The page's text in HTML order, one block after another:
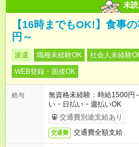
未読
【16時までもOK!】食事
円～
派遣 職種未経験OK 社会人未経験
WEB登録・面接OK
給与
無資格未経験：時給1500
い・日払い・週払いOK
交通費別途支給あり
交通費 交通費全額支給